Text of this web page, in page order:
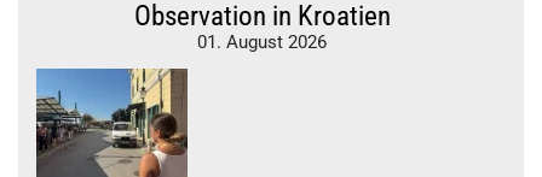
Observation in Kroatien
01. August 2026